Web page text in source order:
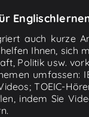
auch kurze
Ihnen, sich
Politik usw.
umfassen:
TOEIC-
indem Sie